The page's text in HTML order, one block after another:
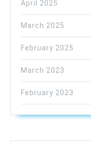
April 2025
March 2025
February 2025
March 2023
February 2023